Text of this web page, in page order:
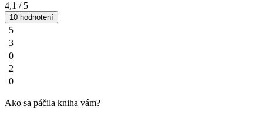
4,1 / 5
10 hodnotení
5
3
0
2
0
Ako sa páčila kniha vám?